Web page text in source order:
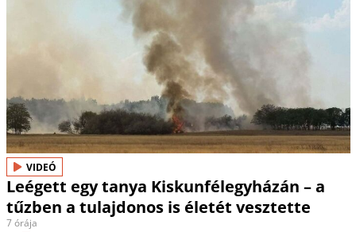
VIDEÓ
Leégett egy tanya Kiskunfélegyházán – a
tűzben a tulajdonos is életét vesztette
7 órája